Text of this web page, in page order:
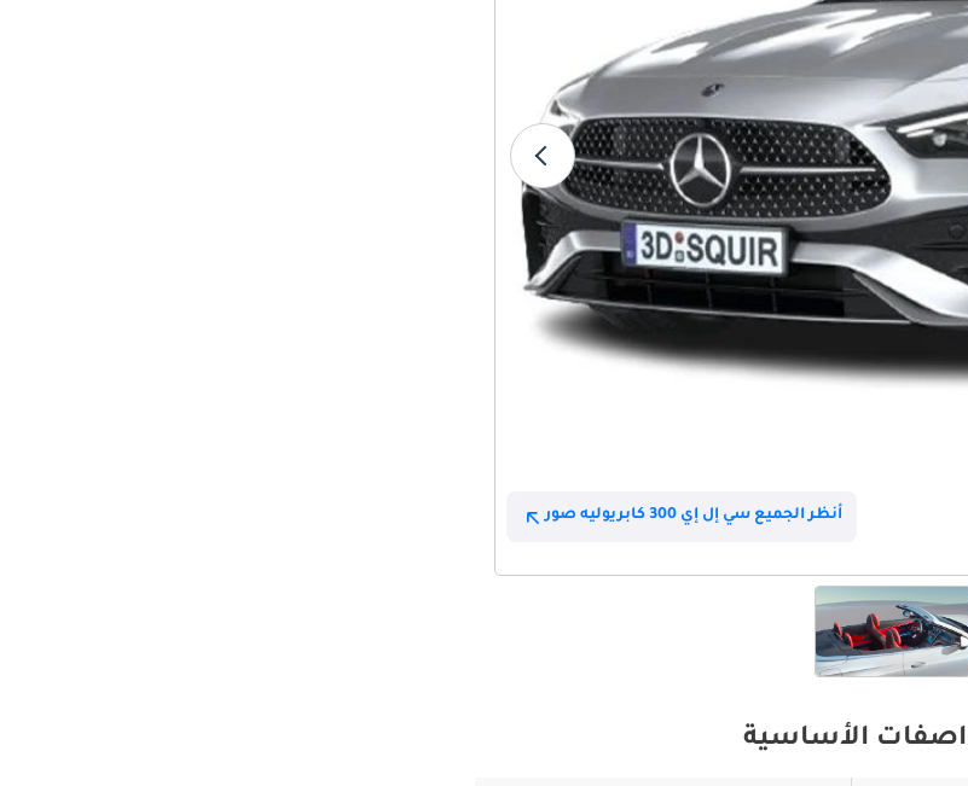
أنظر الجميع سي إل إي 300 كابريوليه صور